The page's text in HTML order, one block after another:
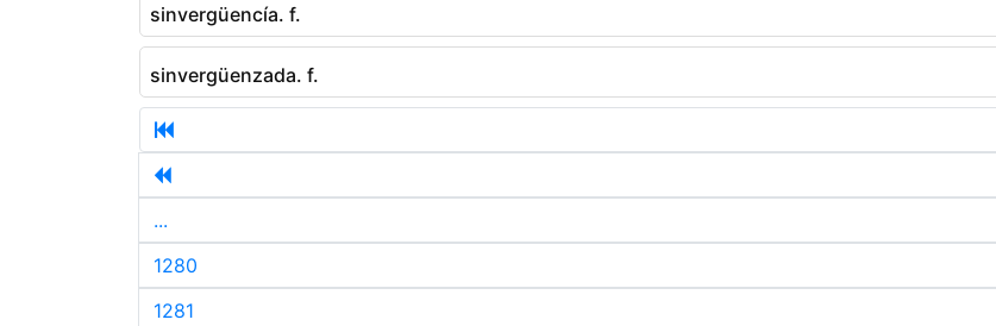
sinvergüencía. f.
sinvergüenzada. f.
...
1280
1281